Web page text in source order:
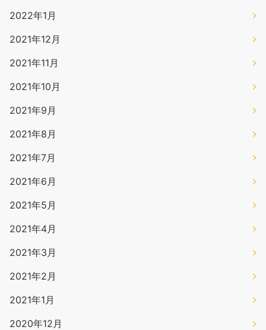
2022年1月
2021年12月
2021年11月
2021年10月
2021年9月
2021年8月
2021年7月
2021年6月
2021年5月
2021年4月
2021年3月
2021年2月
2021年1月
2020年12月